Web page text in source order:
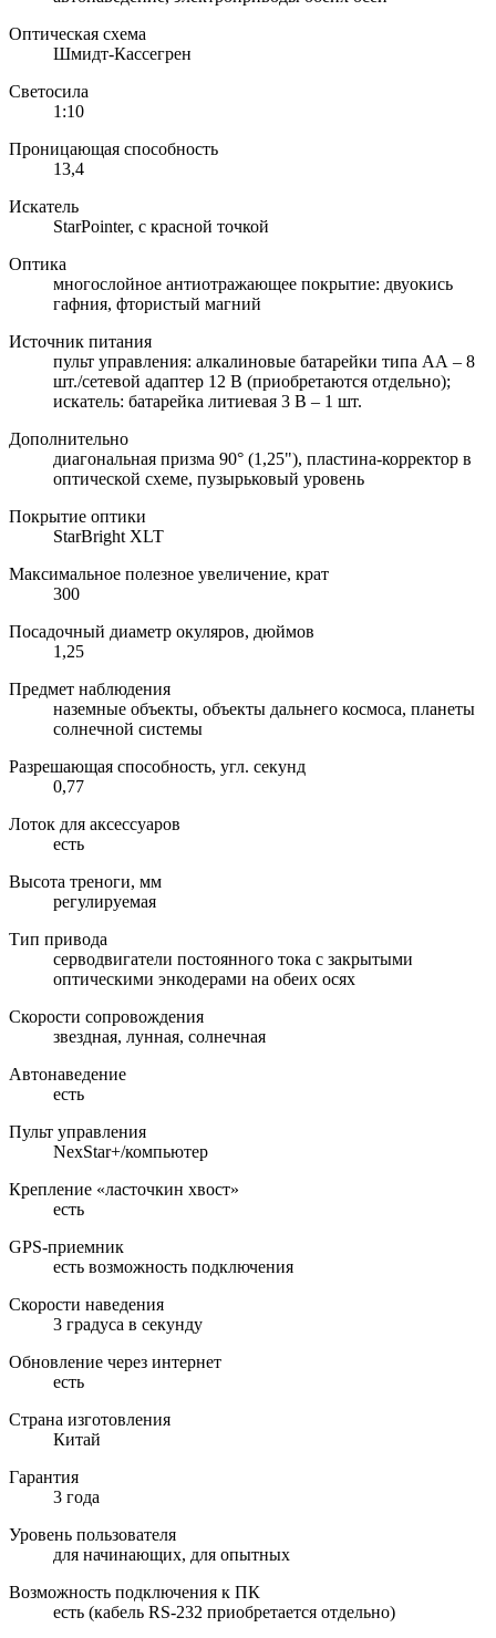
Оптическая схема
Шмидт-Кассегрен
Светосила
1:10
Проницающая способность
13,4
Искатель
StarPointer, с красной точкой
Оптика
многослойное антиотражающее покрытие: двуокись
гафния, фтористый магний
Источник питания
пульт управления: алкалиновые батарейки типа АА – 8
шт./сетевой адаптер 12 В (приобретаются отдельно);
искатель: батарейка литиевая 3 В – 1 шт.
Дополнительно
диагональная призма 90° (1,25"), пластина-корректор в
оптической схеме, пузырьковый уровень
Покрытие оптики
StarBright XLT
Максимальное полезное увеличение, крат
300
Посадочный диаметр окуляров, дюймов
1,25
Предмет наблюдения
наземные объекты, объекты дальнего космоса, планеты
солнечной системы
Разрешающая способность, угл. секунд
0,77
Лоток для аксессуаров
есть
Высота треноги, мм
регулируемая
Тип привода
серводвигатели постоянного тока с закрытыми
оптическими энкодерами на обеих осях
Скорости сопровождения
звездная, лунная, солнечная
Автонаведение
есть
Пульт управления
NexStar+/компьютер
Крепление «ласточкин хвост»
есть
GPS-приемник
есть возможность подключения
Скорости наведения
3 градуса в секунду
Обновление через интернет
есть
Страна изготовления
Китай
Гарантия
3 года
Уровень пользователя
для начинающих, для опытных
Возможность подключения к ПК
есть (кабель RS-232 приобретается отдельно)